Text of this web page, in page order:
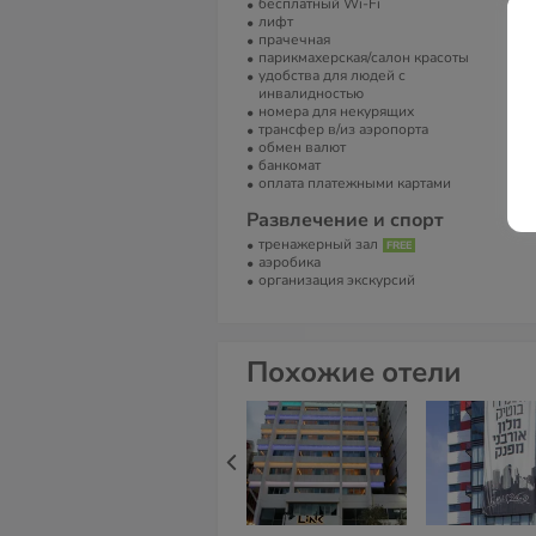
лифт
прачечная
парикмахерская/салон красоты
удобства для людей с
инвалидностью
номера для некурящих
трансфер в/из аэропорта
обмен валют
банкомат
оплата платежными картами
Развлечение и спорт
тренажерный зал
аэробика
организация экскурсий
Похожие отели